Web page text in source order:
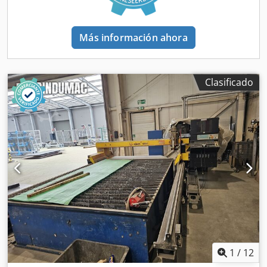
1.500 mm. Construcción robusta. Espesor de material de
hasta 100 mm. Guías lineales de alta calidad y
accionamiento sin holgura en ambos lados. Servomotores
de CA digitales y sin mantenimiento con IRC. Velocidad de
hasta 40.000 mm/min. IRC 2500 (codificador incremental) •
espesores de material de hasta 100 mm •
Guías/Accionamientos: guías lineales de alta calidad y
accionamiento sin holgura en ambos lados • Control de
ejes: servomotores de CA digitales y sin mantenimiento
con IRC • Velocidad de posicionamiento: hasta 40 000
mm/min • Sistema de medición: IRC 2500 (codificador
incremental) • Control CNC: MicroStep iMSNC con tarjeta
de red integrada • Fuente de alimentación de plasma:
Hypertherm XPR170 • Consola de gas: consola automática
Core • Superficie de la mesa: rejilla en la mesa de corte •
Control de altura: módulo «THC» para la regulación
automática de la altura mediante la tensión del arco •
Unidad de marcado: unidad de marcado por aguja
«MicroPunch» • Características de seguridad: sistema de
seguridad con cable de doble cara (protección contra
Más información ahora
Clasificado
1 / 12